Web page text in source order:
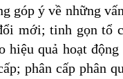
góp ý về những
mới; tinh gọn tổ
hiệu quả hoạt
phân cấp phân